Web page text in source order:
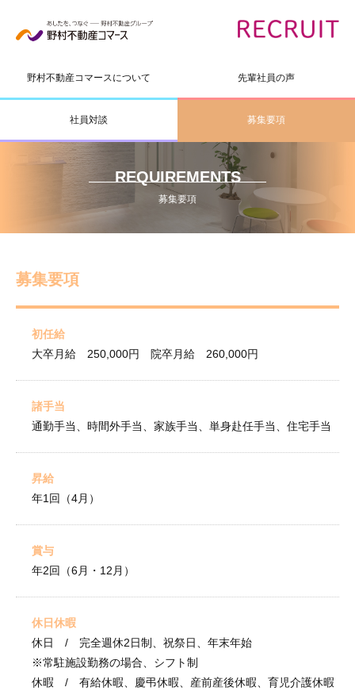
野村不動産コマースについて 先輩社員の声
社員対談 募集要項
REQUIREMENTS
募集要項
募集要項
初任給
大卒月給 250,000円 院卒月給 260,000円
諸手当
通勤手当、時間外手当、家族手当、単身赴任手当、住宅手当
昇給
年1回（4月）
賞与
年2回（6月・12月）
休日休暇
休日 / 完全週休2日制、祝祭日、年末年始
※常駐施設勤務の場合、シフト制
休暇 / 有給休暇、慶弔休暇、産前産後休暇、育児介護休暇